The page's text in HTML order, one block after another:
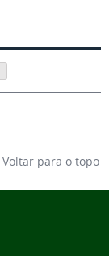
Voltar para o topo